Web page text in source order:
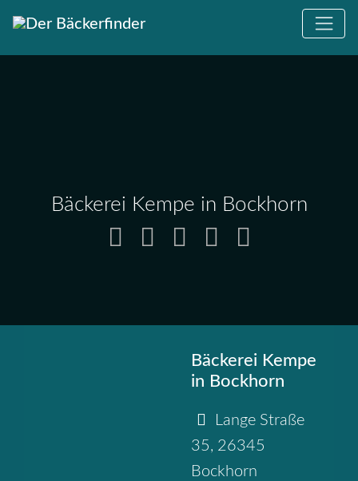
Bäckerei Kempe in Bockhorn
Bäckerei Kempe
in Bockhorn
Lange Straße
35, 26345
Bockhorn